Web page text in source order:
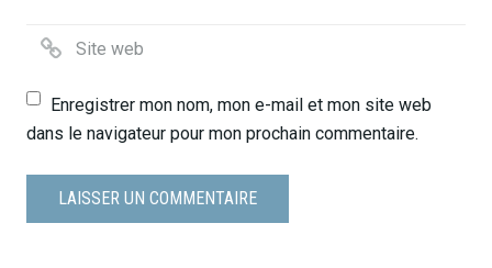
Enregistrer mon nom, mon e-mail et mon site web
dans le navigateur pour mon prochain commentaire.